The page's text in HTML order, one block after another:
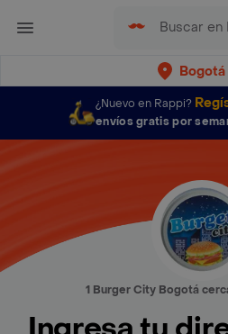
Bogotá
¿Nuevo en Rappi?
envíos gratis por
1 Burger City Bogotá